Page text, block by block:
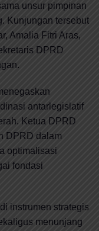
unsur pimpinan
Kunjungan tersebut
Amalia Fitri Aras,
DPRD
antarlegislatif
Ketua DPRD
DPRD dalam
optimalisasi
fondasi
instrumen strategis
menunjang